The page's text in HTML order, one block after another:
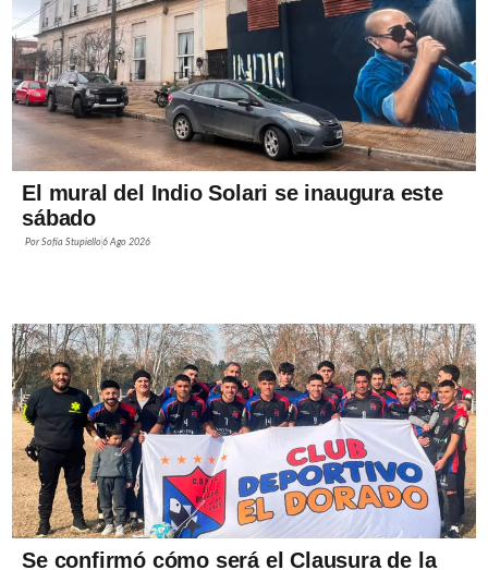
El mural del Indio Solari se inaugura este
sábado
PorSofía Stupiello6 Ago 2026
Se confirmó cómo será el Clausura de la